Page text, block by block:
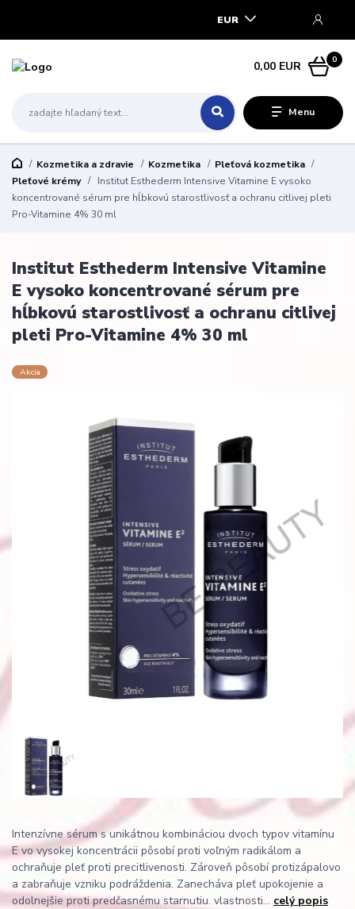
Menu
EUR
0
0,00 EUR
Kozmetika a zdravie Kozmetika
Pleťová kozmetika
Pleťové krémy
Institut Esthederm Intensive Vitamine E vysoko
koncentrované sérum pre hĺbkovú starostlivosť a ochranu citlivej pleti
Pro-Vitamine 4% 30 ml
Institut Esthederm Intensive Vitamine
E vysoko koncentrované sérum pre
hĺbkovú starostlivosť a ochranu citlivej
pleti Pro-Vitamine 4% 30 ml
Akcia
Intenzívne sérum s unikátnou kombináciou dvoch typov vitamínu
E vo vysokej koncentrácii pôsobí proti voľným radikálom a
ochraňuje pleť proti precitlivenosti. Zároveň pôsobí protizápalovo
a zabraňuje vzniku podráždenia. Zanecháva pleť upokojenie a
odolnejšie proti predčasnému starnutiu. vlastnosti... celý popis